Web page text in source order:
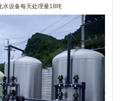
水设备每天处理量18吨